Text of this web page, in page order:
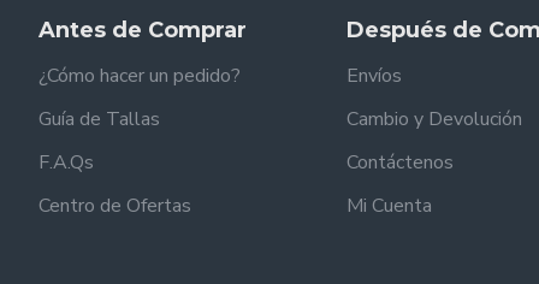
Antes de Comprar
¿Cómo hacer un pedido?
Guía de Tallas
F.A.Qs
Centro de Ofertas
Después de
Envíos
Cambio y Devolución
Contáctenos
Mi Cuenta